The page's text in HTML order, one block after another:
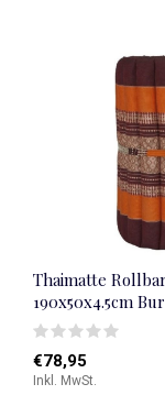
Thaimatte
190x50x4.5cm
€78,95
Inkl. MwSt.